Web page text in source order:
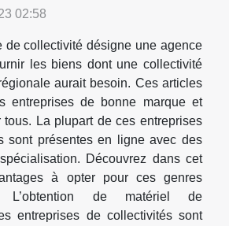
02:58
de collectivité désigne une agence
les biens dont une collectivité
aurait besoin. Ces articles
entreprises de bonne marque et
tous. La plupart de ces entreprises
sont présentes en ligne avec des
Découvrez dans cet
à opter pour ces genres
L’obtention de matériel de
entreprises de collectivités sont